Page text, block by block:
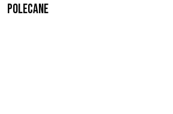
Polecane